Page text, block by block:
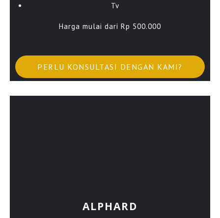
Tv
Harga mulai dari Rp 500.000
PERLU KONSULTASI DENGAN KAMI?
ALPHARD